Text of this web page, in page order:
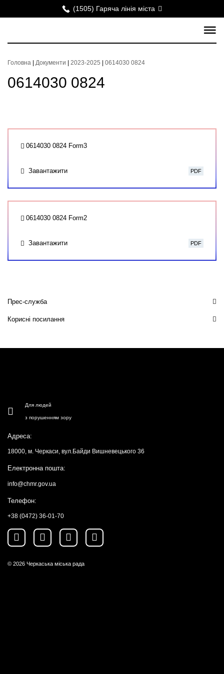
(1505) Гаряча лінія міста
Головна Документи 2023-2025 0614030 0824
0614030 0824
0614030 0824 Form3
Завантажити PDF
0614030 0824 Form2
Завантажити PDF
Прес-служба
Корисні посилання
Для людей
з порушенням зору
Адреса:
18000, м. Черкаси, вул.Байди Вишневецького 36
Електронна пошта:
info@chmr.gov.ua
Телефон:
+38 (0472) 36-01-70
© 2026 Черкаська міська рада